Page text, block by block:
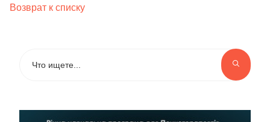
Возврат к списку